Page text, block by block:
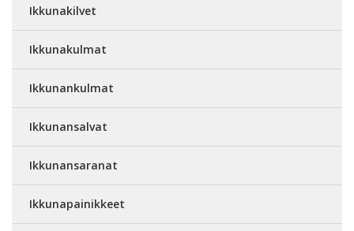
Ikkunakilvet
Ikkunakulmat
Ikkunankulmat
Ikkunansalvat
Ikkunansaranat
Ikkunapainikkeet